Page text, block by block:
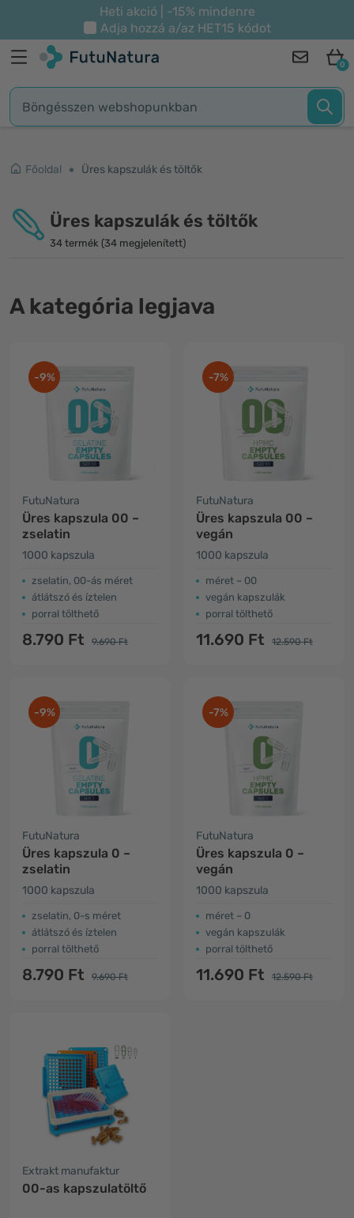
Heti akció | -15% mindenre
Adja hozzá a/az HET15 kódot
0
Főoldal Üres kapszulák és töltők
Üres kapszulák és töltők
34 termék (34 megjelenített)
A kategória legjava
-9%
FutuNatura
Üres kapszula 00 –
zselatin
1000 kapszula
zselatin, 00-ás méret
átlátszó és íztelen
porral tölthető
8.790 Ft 9.690 Ft
-7%
FutuNatura
Üres kapszula 00 –
vegán
1000 kapszula
méret – 00
vegán kapszulák
porral tölthető
11.690 Ft 12.590 Ft
-9%
FutuNatura
Üres kapszula 0 –
zselatin
1000 kapszula
zselatin, 0-s méret
átlátszó és íztelen
porral tölthető
8.790 Ft 9.690 Ft
-7%
FutuNatura
Üres kapszula 0 –
vegán
1000 kapszula
méret – 0
vegán kapszulák
porral tölthető
11.690 Ft 12.590 Ft
Extrakt manufaktur
00-as kapszulatöltő